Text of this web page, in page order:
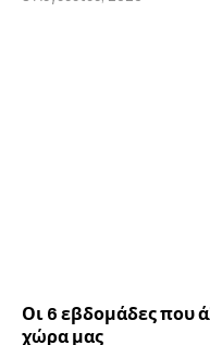
Οι 6 εβδομάδες που
χώρα μας